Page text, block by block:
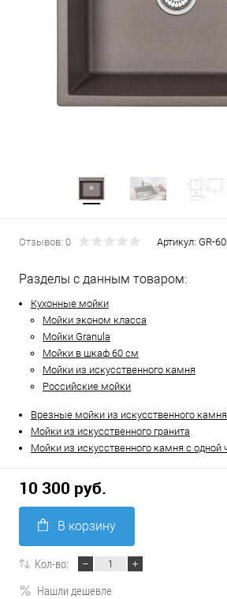
Отзывов: 0 Артикул: GR-
Разделы с данным товаром:
Кухонные мойки
Мойки эконом класса
Мойки Granula
Мойки в шкаф 60 см
Мойки из искусственного камня
Российские мойки
Врезные мойки из искусственного камня
Мойки из искусственного гранита
Мойки из искусственного камня с одной
10 300 руб.
В корзину
Кол-во:
Нашли дешевле